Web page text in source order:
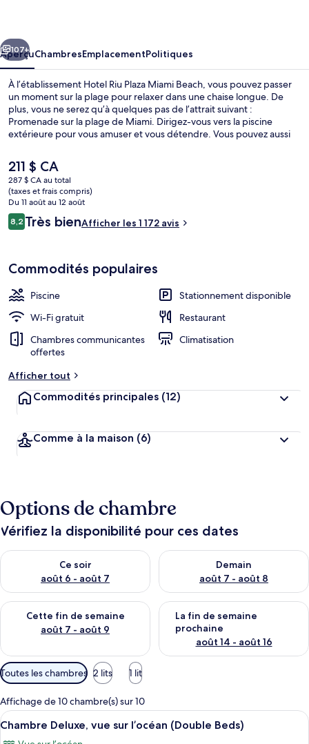
Miami
Beach
Suivant
107+
AperçuChambresEmplacementPolitiques
À l’établissement Hotel Riu Plaza Miami Beach, vous pouvez passer
un moment sur la plage pour relaxer dans une chaise longue. De
plus, vous ne serez qu’à quelques pas de l’attrait suivant :
Promenade sur la plage de Miami. Dirigez-vous vers la piscine
extérieure pour vous amuser et vous détendre. Vous pouvez aussi
davantage. Le restaurant est un endroit agréable pour manger une
bouchée et le bar sert des boissons rafraîchissantes. Un bar attenant
à la piscine, casse-croûte/charcuterie et terrasse sont d’autres
points saillants. La piscine et le personnel serviable sont des
éléments très prisés par les voyageurs.
Le
prix
actuel
est
de 211 $ CA
211 $ CA
287 $ CA au total
(taxes et frais compris)
Du 11 août au 12 août
Avis
8,28,2 sur 10 –
Très bienAfficher les 1 172 avis
Commodités populaires
Piscine
Stationnement disponible
Wi-Fi gratuit
Restaurant
Chambres communicantes
offertes
Climatisation
Afficher tout
Commodités principales (12)
Comme à la maison (6)
Options de chambre
Vérifiez la disponibilité pour ces dates
Ce soir
août 6 - août 7
Vérifier la disponibilité pour ce soir août 6 - août 7
Demain
août 7 - août 8
Vérifier la disponibilité pour
Cette fin de semaine
août 7 - août 9
Vérifier la disponibilité pour cette fin de semaine août 7 -
La fin de semaine
prochaine
août 14 - août 16
Vérifier la disponibilité pour
Filtres
disponibles
pour
les
chambres
Toutes les chambres 2 lits 1 lit
Affichage de 10 chambre(s) sur 10
Afficher
toutes
Une chambre d’hôtel moderne
12
Chambre Deluxe, vue sur l’océan (Double Beds)